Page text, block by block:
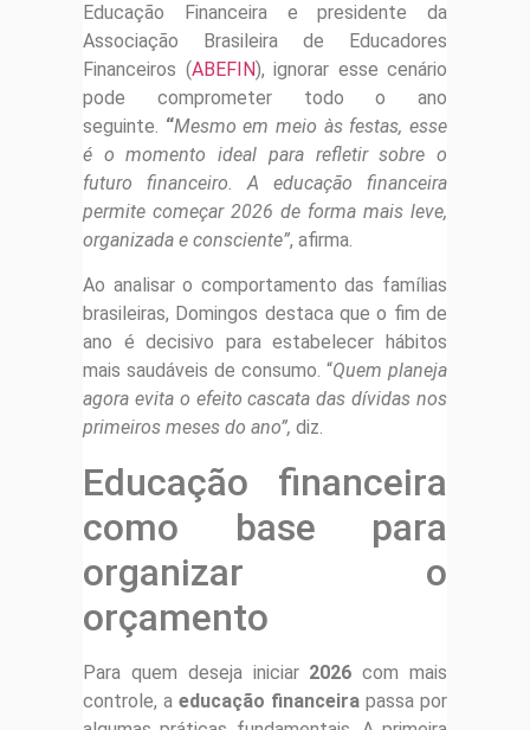
Educação Financeira e presidente da
Associação Brasileira de Educadores
Financeiros (ABEFIN), ignorar esse cenário
pode comprometer todo o ano
seguinte. “Mesmo em meio às festas, esse
é o momento ideal para refletir sobre o
futuro financeiro. A educação financeira
permite começar 2026 de forma mais leve,
organizada e consciente”, afirma.
Ao analisar o comportamento das famílias
brasileiras, Domingos destaca que o fim de
ano é decisivo para estabelecer hábitos
mais saudáveis de consumo. “Quem planeja
agora evita o efeito cascata das dívidas nos
primeiros meses do ano”, diz.
Educação financeira
como base para
organizar o
orçamento
Para quem deseja iniciar 2026com mais
controle, a educação financeira passa por